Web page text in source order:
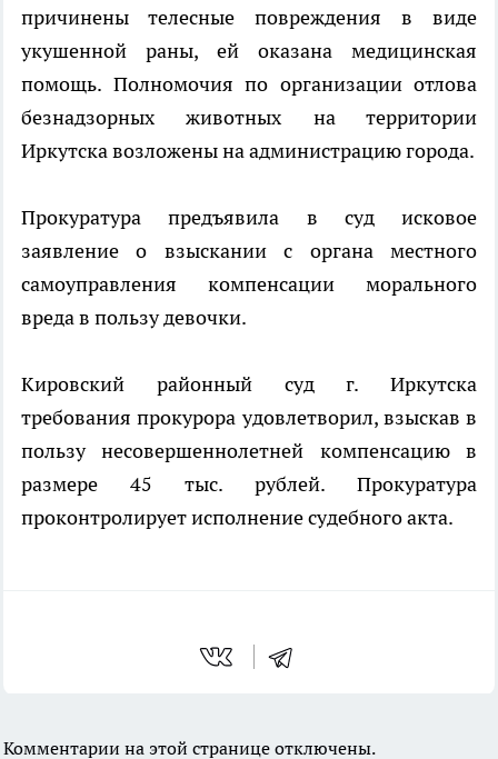
причинены телесные повреждения в виде
укушенной раны, ей оказана медицинская
помощь. Полномочия по организации отлова
безнадзорных животных на территории
Иркутска возложены на администрацию города.
Прокуратура предъявила в суд исковое
заявление о взыскании с органа местного
самоуправления компенсации морального
вреда в пользу девочки.
Кировский районный суд г. Иркутска
требования прокурора удовлетворил, взыскав в
пользу несовершеннолетней компенсацию в
размере 45 тыс. рублей. Прокуратура
проконтролирует исполнение судебного акта.
Комментарии на этой странице отключены.